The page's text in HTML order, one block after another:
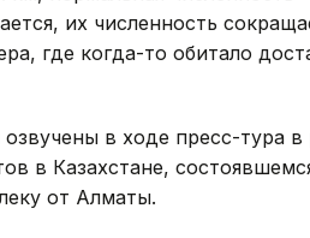
их численность
где когда-то обитало
в ходе пресс-тура
в Казахстане,
от Алматы.